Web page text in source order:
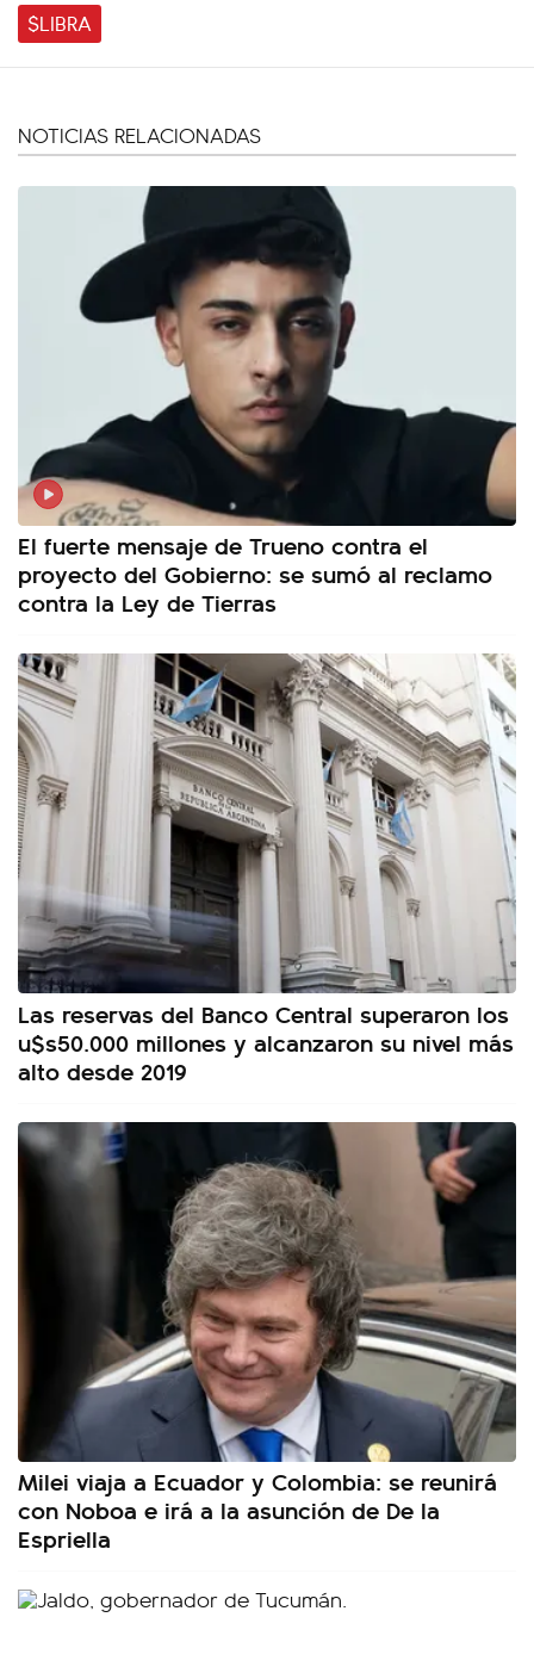
$LIBRA
NOTICIAS RELACIONADAS
El fuerte mensaje de Trueno contra el
proyecto del Gobierno: se sumó al reclamo
contra la Ley de Tierras
Las reservas del Banco Central superaron los
u$s50.000 millones y alcanzaron su nivel más
alto desde 2019
Milei viaja a Ecuador y Colombia: se reunirá
con Noboa e irá a la asunción de De la
Espriella